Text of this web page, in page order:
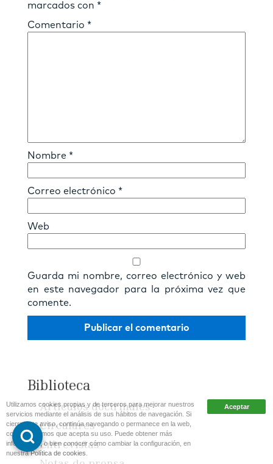
marcados con *
Comentario *
Nombre *
Correo electrónico *
Web
Guarda mi nombre, correo electrónico y web
en este navegador para la próxima vez que
comente.
Biblioteca
Artículos doctrinales
Circulares
Entrevistas
Utilizamos cookies propias y de terceros para mejorar nuestros
servicios mediante el análisis de sus hábitos de navegación. Si
cierra este aviso, continúa navegando o permanece en la web,
consideraremos que acepta su uso. Puede obtener más
información, o bien conocer cómo cambiar la configuración, en
nuestraPolítica de cookies